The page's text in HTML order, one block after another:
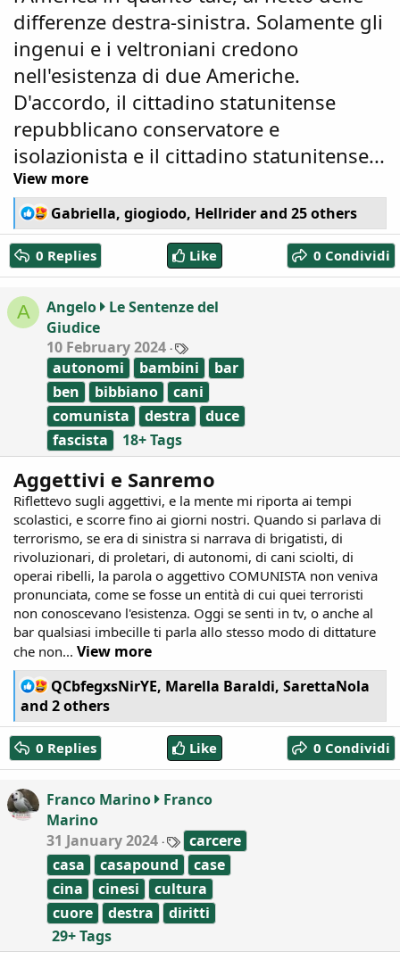
differenze destra-sinistra. Solamente gli
ingenui e i veltroniani credono
nell'esistenza di due Americhe.
D'accordo, il cittadino statunitense
repubblicano conservatore e
isolazionista e il cittadino statunitense...
View more
R
e
a
c
t
o
n
s
Gabriella, giogiodo, Hellriderand 25 others
0 Replies Like 0 Condividi
A Angelo
Le Sentenze del
Giudice
10 February 2024
a
g
s
autonomi bambini
bar
ben
bibbiano
cani
comunista
destra
duce
fascista
18+ Tags
Aggettivi e Sanremo
Riflettevo sugli aggettivi, e la mente mi riporta ai tempi
scolastici, e scorre fino ai giorni nostri. Quando si parlava di
terrorismo, se era di sinistra si narrava di brigatisti, di
rivoluzionari, di proletari, di autonomi, di cani sciolti, di
operai ribelli, la parola o aggettivo COMUNISTA non veniva
pronunciata, come se fosse un entità di cui quei terroristi
non conoscevano l'esistenza. Oggi se senti in tv, o anche al
bar qualsiasi imbecille ti parla allo stesso modo di dittature
che non... View more
R
e
a
c
t
i
n
s
:
QCbfegxsNirYE, Marella Baraldi, SarettaNola
and 2 others
0 Replies Like 0 Condividi
Franco Marino
Franco
Marino
31 January 2024
T
a
s
carcere
casa
casapound
case
cina
cinesi
cultura
cuore
destra
diritti
29+ Tags